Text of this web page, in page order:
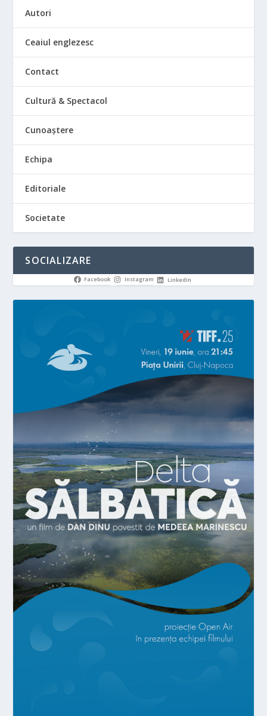
Autori
Ceaiul englezesc
Contact
Cultură & Spectacol
Cunoaștere
Echipa
Editoriale
Societate
SOCIALIZARE
Facebook Instagram LinkedIn